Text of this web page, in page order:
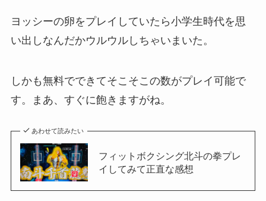
ヨッシーの卵をプレイしていたら小学生時代を思
い出しなんだかウルウルしちゃいまいた。
しかも無料でできてそこそこの数がプレイ可能で
す。まあ、すぐに飽きますがね。
あわせて読みたい
フィットボクシング北斗の拳プレ
イしてみて正直な感想